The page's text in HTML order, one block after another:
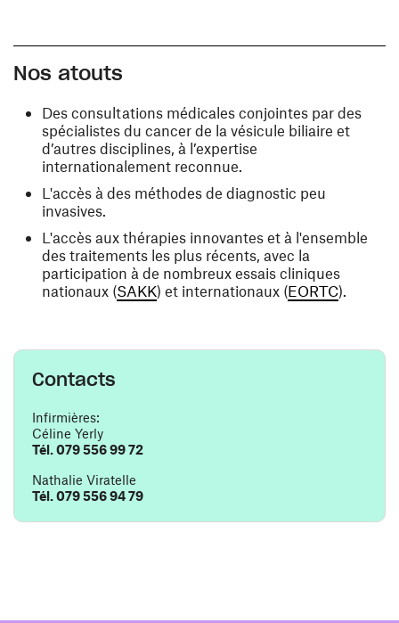
Nos atouts
Des consultations médicales conjointes par des
spécialistes du cancer de la vésicule biliaire et
d’autres disciplines, à l’expertise
internationalement reconnue.
L'accès à des méthodes de diagnostic peu
invasives.
L'accès aux thérapies innovantes et à l'ensemble
des traitements les plus récents, avec la
participation à de nombreux essais cliniques
nationaux (SAKK(ouvre une nouvelle fenêtre)
) et internationaux (EORTC(ouvre
).
Contacts
Infirmières:
Céline Yerly
Tél. 079 556 99 72
Nathalie Viratelle
Tél. 079 556 94 79